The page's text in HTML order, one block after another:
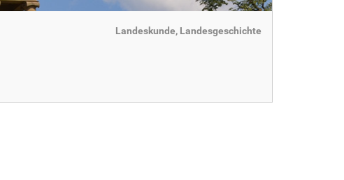
Landeskunde, Landesgeschichte